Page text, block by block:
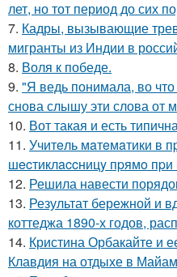
лет, но тот период до сих
7. Кадры, вызывающие
мигранты из Индии в
8. Воля к победе.
9. "Я ведь понимала, во
снова слышу эти слова от
10. Вот такая и есть
11. Учитeль мaтeмaтики в
шecтиклaccницy пpямo пpи
12. Решила навести
13. Результат бережной и
коттеджа 1890-х годов,
14. Кристина Орбакайте и
Клавдия на отдыхе в